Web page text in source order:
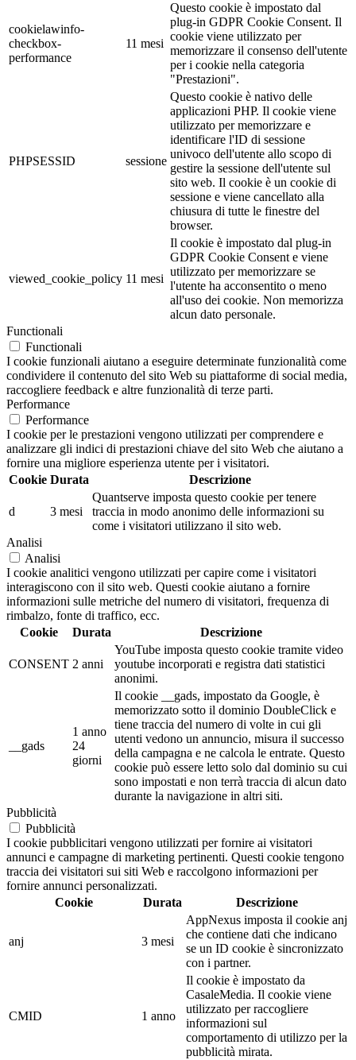
cookielawinfo-
checkbox-
performance
11 mesi
Questo cookie è impostato dal
plug-in GDPR Cookie Consent. Il
cookie viene utilizzato per
memorizzare il consenso dell'utente
per i cookie nella categoria
"Prestazioni".
PHPSESSID sessione
Questo cookie è nativo delle
applicazioni PHP. Il cookie viene
utilizzato per memorizzare e
identificare l'ID di sessione
univoco dell'utente allo scopo di
gestire la sessione dell'utente sul
sito web. Il cookie è un cookie di
sessione e viene cancellato alla
chiusura di tutte le finestre del
browser.
viewed_cookie_policy 11 mesi
Il cookie è impostato dal plug-in
GDPR Cookie Consent e viene
utilizzato per memorizzare se
l'utente ha acconsentito o meno
all'uso dei cookie. Non memorizza
alcun dato personale.
Functionali
Functionali
I cookie funzionali aiutano a eseguire determinate funzionalità come
condividere il contenuto del sito Web su piattaforme di social media,
raccogliere feedback e altre funzionalità di terze parti.
Performance
Performance
I cookie per le prestazioni vengono utilizzati per comprendere e
analizzare gli indici di prestazioni chiave del sito Web che aiutano a
fornire una migliore esperienza utente per i visitatori.
Cookie Durata Descrizione
d 3 mesi
Quantserve imposta questo cookie per tenere
traccia in modo anonimo delle informazioni su
come i visitatori utilizzano il sito web.
Analisi
Analisi
I cookie analitici vengono utilizzati per capire come i visitatori
interagiscono con il sito web. Questi cookie aiutano a fornire
informazioni sulle metriche del numero di visitatori, frequenza di
rimbalzo, fonte di traffico, ecc.
Cookie
Durata Descrizione
CONSENT 2 anni
YouTube imposta questo cookie tramite video
youtube incorporati e registra dati statistici
anonimi.
__gads
1 anno
24
giorni
Il cookie __gads, impostato da Google, è
memorizzato sotto il dominio DoubleClick e
tiene traccia del numero di volte in cui gli
utenti vedono un annuncio, misura il successo
della campagna e ne calcola le entrate. Questo
cookie può essere letto solo dal dominio su cui
sono impostati e non terrà traccia di alcun dato
durante la navigazione in altri siti.
Pubblicità
Pubblicità
I cookie pubblicitari vengono utilizzati per fornire ai visitatori
annunci e campagne di marketing pertinenti. Questi cookie tengono
traccia dei visitatori sui siti Web e raccolgono informazioni per
fornire annunci personalizzati.
Cookie
Durata Descrizione
anj 3 mesi
AppNexus imposta il cookie anj
che contiene dati che indicano
se un ID cookie è sincronizzato
con i partner.
CMID 1 anno
Il cookie è impostato da
CasaleMedia. Il cookie viene
utilizzato per raccogliere
informazioni sul
comportamento di utilizzo per la
pubblicità mirata.